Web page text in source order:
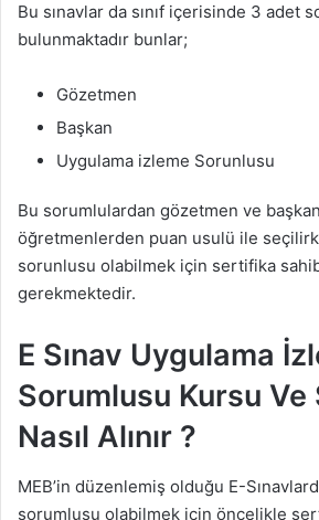
Bu sınavlar da sınıf içerisinde 3 adet
bulunmaktadır bunlar;
Gözetmen
Başkan
Uygulama izleme Sorunlusu
Bu sorumlulardan gözetmen ve
öğretmenlerden puan usulü ile
sorunlusu olabilmek için sertifika
gerekmektedir.
E Sınav Uygulama
Sorumlusu Kursu Ve
Nasıl Alınır ?
MEB’in düzenlemiş olduğu E-
sorumlusu olabilmek için öncelikle